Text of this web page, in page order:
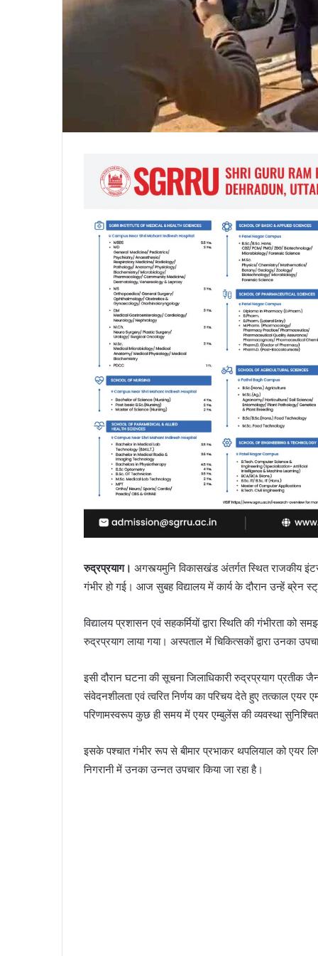
रुद्रप्रयाग। अगस्त्यमुनि विकासखंड अंतर्गत स्थित राजकीय
गंभीर हो गई। आज सुबह विद्यालय में कार्य के दौरान उन्हें
विद्यालय प्रशासन एवं सहकर्मियों द्वारा स्थिति की गंभीरता
रुद्रप्रयाग लाया गया। अस्पताल में चिकित्सकों द्वारा उनका
इसी दौरान घटना की सूचना जिलाधिकारी रुद्रप्रयाग प्रतीक
संवेदनशीलता एवं त्वरित निर्णय का परिचय देते हुए तत्काल एयर
परिणामस्वरूप कुछ ही समय में एयर एम्बुलेंस की व्यवस्था
इसके पश्चात गंभीर रूप से बीमार प्रभाकर थपलियाल को एयर
निगरानी में उनका उन्नत उपचार किया जा रहा है।